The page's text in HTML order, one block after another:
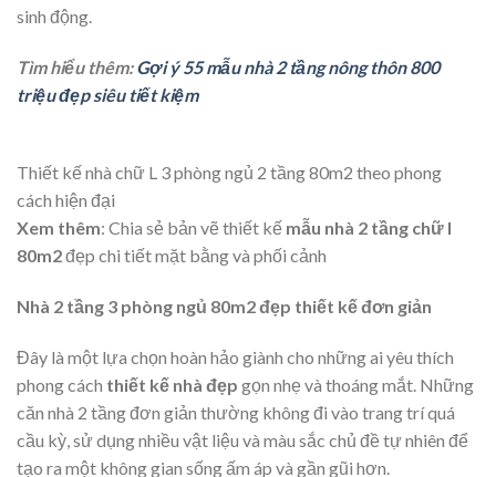
cách hiện đại
Phong cách thiết kế nhà chữ L 80m2 3 phòng ngủ hiện
đại phô diễn những chi tiết kiến trúc độc đáo và cá tính. Ví dụ,
màu sắc đơn giản để tạo ra hình khối công trình đa dạng và
sinh động.
Tìm hiểu thêm:Gợi ý 55 mẫu nhà 2 tầng nông thôn 800
Thiết kế nhà chữ L 3 phòng ngủ 2 tầng 80m2 theo phong
cách hiện đại
Xem thêm: Chia sẻ bản vẽ thiết kếmẫu nhà 2 tầng chữ l
80m2đẹp chi tiết mặt bằng và phối cảnh